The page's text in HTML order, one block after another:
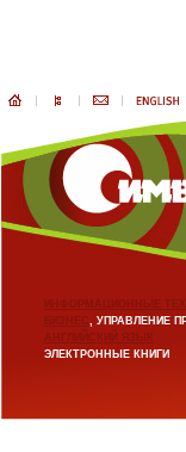
ИНФОРМАЦИОННЫЕ
БИЗНЕС, УПРАВЛЕНИЕ
АНГЛИЙСКИЙ ЯЗЫК
ЭЛЕКТРОННЫЕ КНИГИ